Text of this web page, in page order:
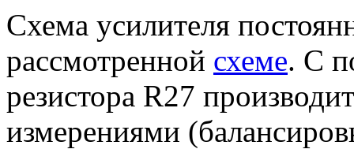
Схема усилителя
рассмотренной схеме. С
резистора R27
измерениями